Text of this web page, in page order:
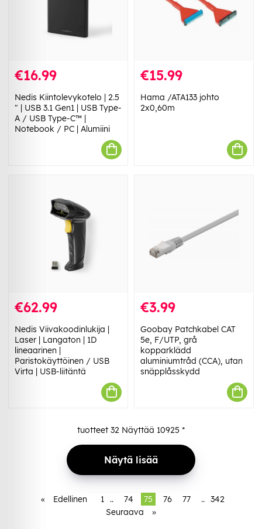
€16.99
Nedis Kiintolevykotelo | 2.5
" | USB 3.1 Gen1 | USB Type-
A / USB Type-C™ |
Notebook / PC | Alumiini
€15.99
Hama /ATA133 johto
2x0,60m
€62.99
Nedis Viivakoodinlukija |
Laser | Langaton | 1D
lineaarinen |
Paristokäyttöinen / USB
Virta | USB-liitäntä
€3.99
Goobay Patchkabel CAT
5e, F/UTP, grå
kopparklädd
aluminiumtråd (CCA), utan
snäpplåsskydd
tuotteet 32 Näyttää 10925 *
Näytä lisää
« Edellinen 1 .. 74 75 76 77 .. 342
Seuraava
»